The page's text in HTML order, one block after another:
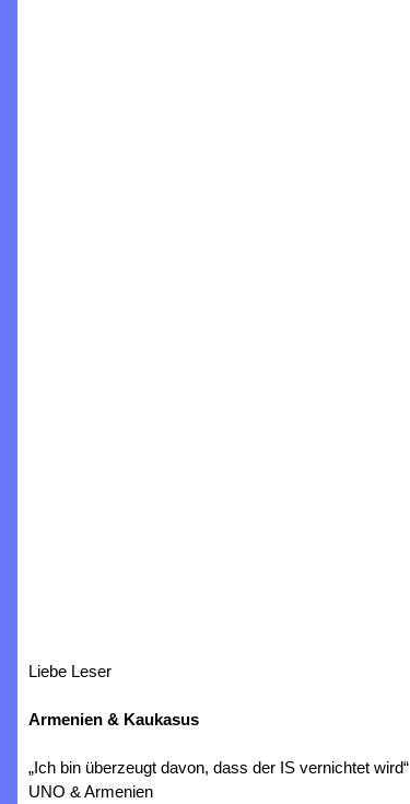
Liebe Leser
Armenien & Kaukasus
„Ich bin überzeugt davon, dass der IS vernichtet wird“
UNO & Armenien